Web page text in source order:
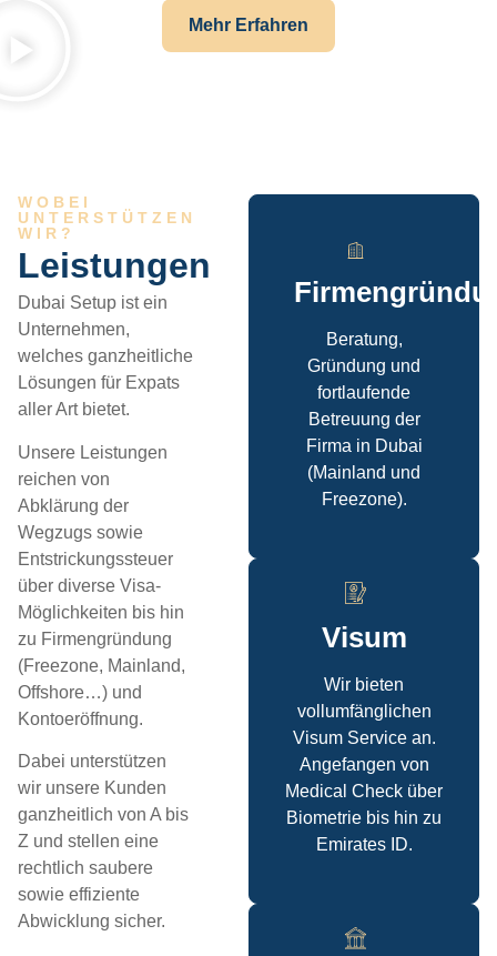
Mehr Erfahren
WOBEI
UNTERSTÜTZEN
WIR?
Leistungen
Dubai Setup ist ein
Unternehmen,
welches ganzheitliche
Lösungen für Expats
aller Art bietet.
Unsere Leistungen
reichen von
Abklärung der
Wegzugs sowie
Entstrickungssteuer
über diverse Visa-
Möglichkeiten bis hin
zu Firmengründung
(Freezone, Mainland,
Offshore…) und
Kontoeröffnung.
Dabei unterstützen
wir unsere Kunden
ganzheitlich von A bis
Z und stellen eine
rechtlich saubere
sowie effiziente
Abwicklung sicher.
Beratung,
Gründung und
fortlaufende
Betreuung der
Firma in Dubai
(Mainland und
Freezone).
Visum
Wir bieten
vollumfänglichen
Visum Service an.
Angefangen von
Medical Check über
Biometrie bis hin zu
Emirates ID.